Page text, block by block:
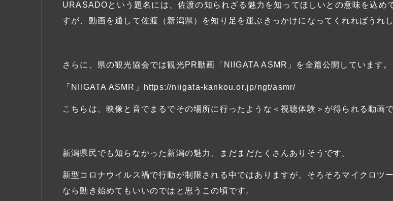
URASADOという題名には、佐渡の知られざる魅力を知ってほしいとの意味を込め
すが、動画を通して佐渡（新潟県）を知り足を運ぶきっかけになってくれればうれし
さらに、県の観光協会では観光PR動画「NIIGATA ASMR」を全篇公開しています。
「NIIGATA ASMR」 https://niigata-kankou.or.jp/ngt/asmr/
こちらは、映像と音でまるでその場所に行ったような＜視聴体験＞が得られる動画で
新潟県民でも知らなかった新潟の魅力、まだまだたくさんありそうです。
新型コロナウイルス禍で行動が制限される中ではありますが、そろそろマイクロツ
なら動き始めてもいいのではと思うこの頃です。